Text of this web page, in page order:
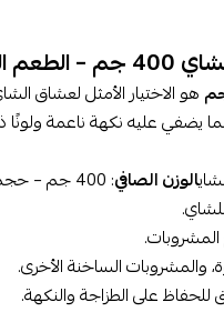
المثالي
هو الاختيار الأمثل لعشاق
عليه نكهة ناعمة ولونًا
الوزن الصافي: 400 جم – حجم عملي للاستخدام اليومي.
والمشروبات الساخنة الأخرى.
على الطزاجة والنكهة.